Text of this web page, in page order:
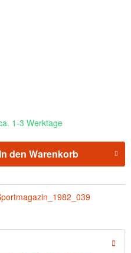
1-3 Werktage
In den Warenkorb